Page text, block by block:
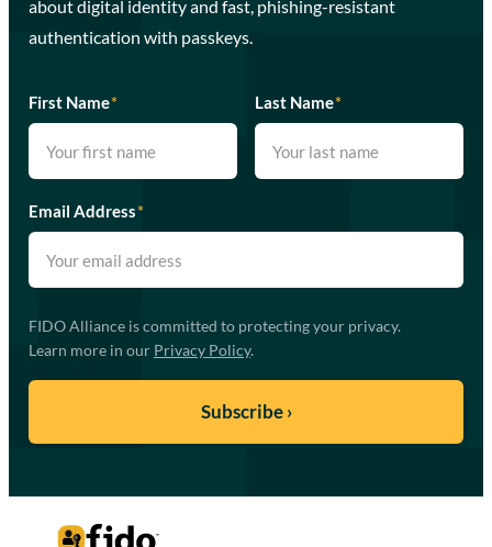
about digital identity and fast, phishing-resistant
authentication with passkeys.
First Name* Last Name*
Email Address*
FIDO Alliance is committed to protecting your privacy.
Learn more in our Privacy Policy.